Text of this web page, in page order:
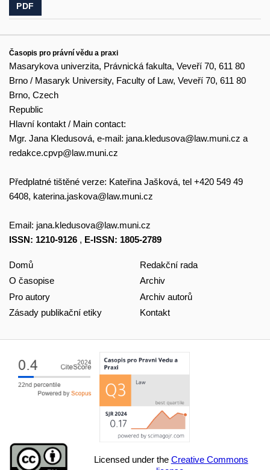
PDF
Časopis pro právní vědu a praxi
Masarykova univerzita, Právnická fakulta, Veveří 70, 611 80
Brno / Masaryk University, Faculty of Law, Veveří 70, 611 80
Brno, Czech
Republic
Hlavní kontakt / Main contact:
Mgr. Jana Kledusová, e-mail: jana.kledusova@law.muni.cz a
redakce.cpvp@law.muni.cz
Předplatné tištěné verze: Kateřina Jašková, tel +420 549 49
6408, katerina.jaskova@law.muni.cz
Email: jana.kledusova@law.muni.cz
ISSN: 1210-9126 , E-ISSN: 1805-2789
Domů
O časopise
Pro autory
Zásady publikační etiky
Redakční rada
Archiv
Archiv autorů
Kontakt
Licensed under the Creative Commons